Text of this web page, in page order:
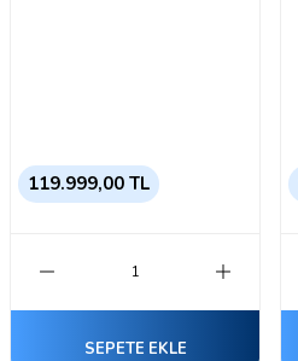
119.999,00 TL
SEPETE EKLE